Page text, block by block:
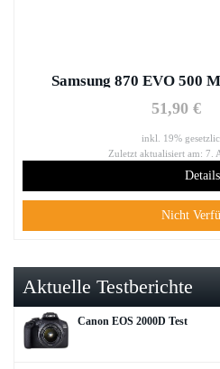
Samsung 870 EVO 500
51,90 €
inkl. 19%
Zuletzt aktualisiert am: 7.
Details
Nicht
Aktuelle Testberichte
Canon EOS 2000D Test